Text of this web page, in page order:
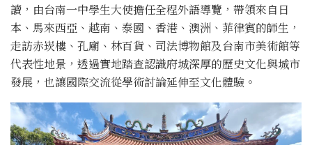
讀，由台南一中學生大使擔任全程外語導覽，帶領來自日
本、馬來西亞、越南、泰國、香港、澳洲、菲律賓的師生，
走訪赤崁樓、孔廟、林百貨、司法博物館及台南市美術館等
代表性地景，透過實地踏查認識府城深厚的歷史文化與城市
發展，也讓國際交流從學術討論延伸至文化體驗。